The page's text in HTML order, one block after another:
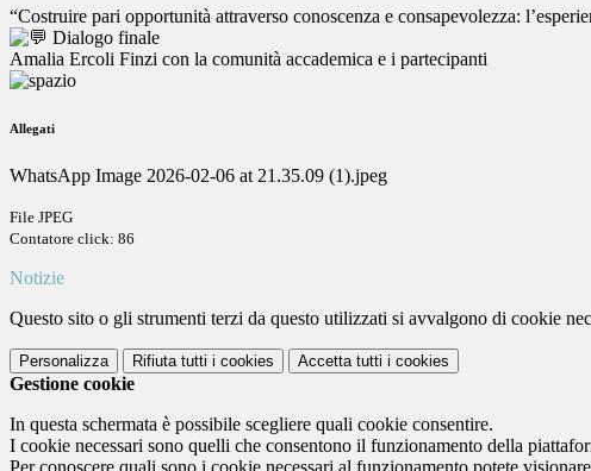
“Costruire pari opportunità attraverso conoscenza e consapevolezza:
Dialogo finale
Amalia Ercoli Finzi con la comunità accademica e i partecipanti
Allegati
WhatsApp Image 2026-02-06 at 21.35.09 (1).jpeg
File JPEG
Contatore click: 86
Notizie
Questo sito o gli strumenti terzi da questo utilizzati si avvalgono di cookie
Personalizza Rifiuta tutti i cookies Accetta tutti i cookies
Gestione cookie
In questa schermata è possibile scegliere quali cookie consentire.
I cookie necessari sono quelli che consentono il funzionamento della
Per conoscere quali sono i cookie necessari al funzionamento potete